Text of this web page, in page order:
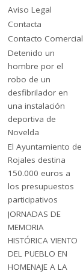
Aviso Legal
Contacta
Contacto Comercial
Detenido un
hombre por el
robo de un
desfibrilador en
una instalación
deportiva de
Novelda
El Ayuntamiento de
Rojales destina
150.000 euros a
los presupuestos
participativos
JORNADAS DE
MEMORIA
HISTÓRICA VIENTO
DEL PUEBLO EN
HOMENAJE A LA